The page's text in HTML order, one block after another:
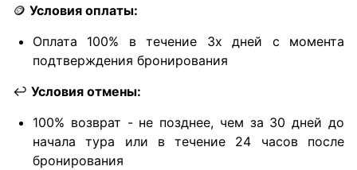
🪙 Условия оплаты:
Оплата 100% в течение 3х дней с момента
подтверждения бронирования
↩️ Условия отмены:
100% возврат - не позднее, чем за 30 дней до
начала тура или в течение 24 часов после
бронирования